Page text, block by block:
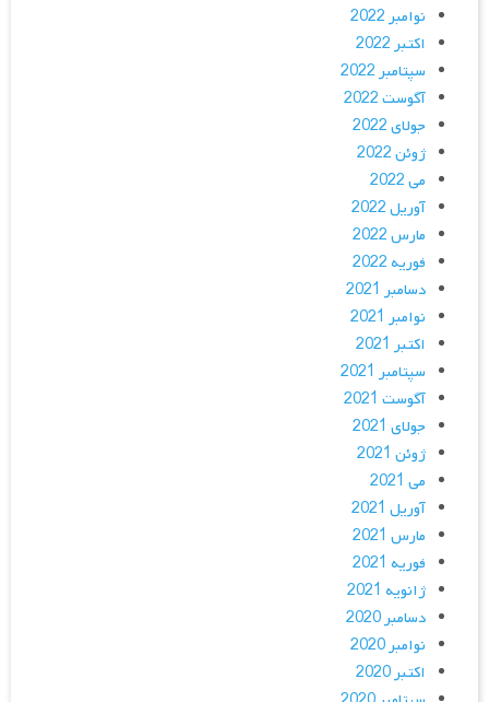
نوامبر 2022
اکتبر 2022
سپتامبر 2022
آگوست 2022
جولای 2022
ژوئن 2022
می 2022
آوریل 2022
مارس 2022
فوریه 2022
دسامبر 2021
نوامبر 2021
اکتبر 2021
سپتامبر 2021
آگوست 2021
جولای 2021
ژوئن 2021
می 2021
آوریل 2021
مارس 2021
فوریه 2021
ژانویه 2021
دسامبر 2020
نوامبر 2020
اکتبر 2020